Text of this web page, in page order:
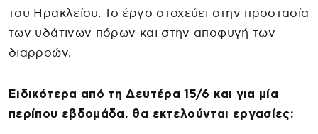
του Ηρακλείου. Το έργο στοχεύει στην προστασία
των υδάτινων πόρων και στην αποφυγή των
διαρροών.
Ειδικότερα από τη Δευτέρα 15/6 και για μία
περίπου εβδομάδα, θα εκτελούνται εργασίες: